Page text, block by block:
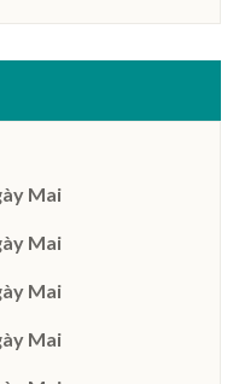
Mai
Mai
Mai
Mai